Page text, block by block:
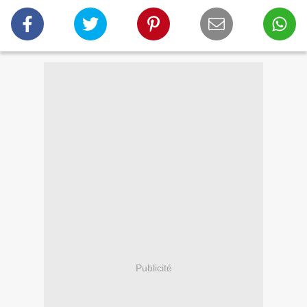
Publicité